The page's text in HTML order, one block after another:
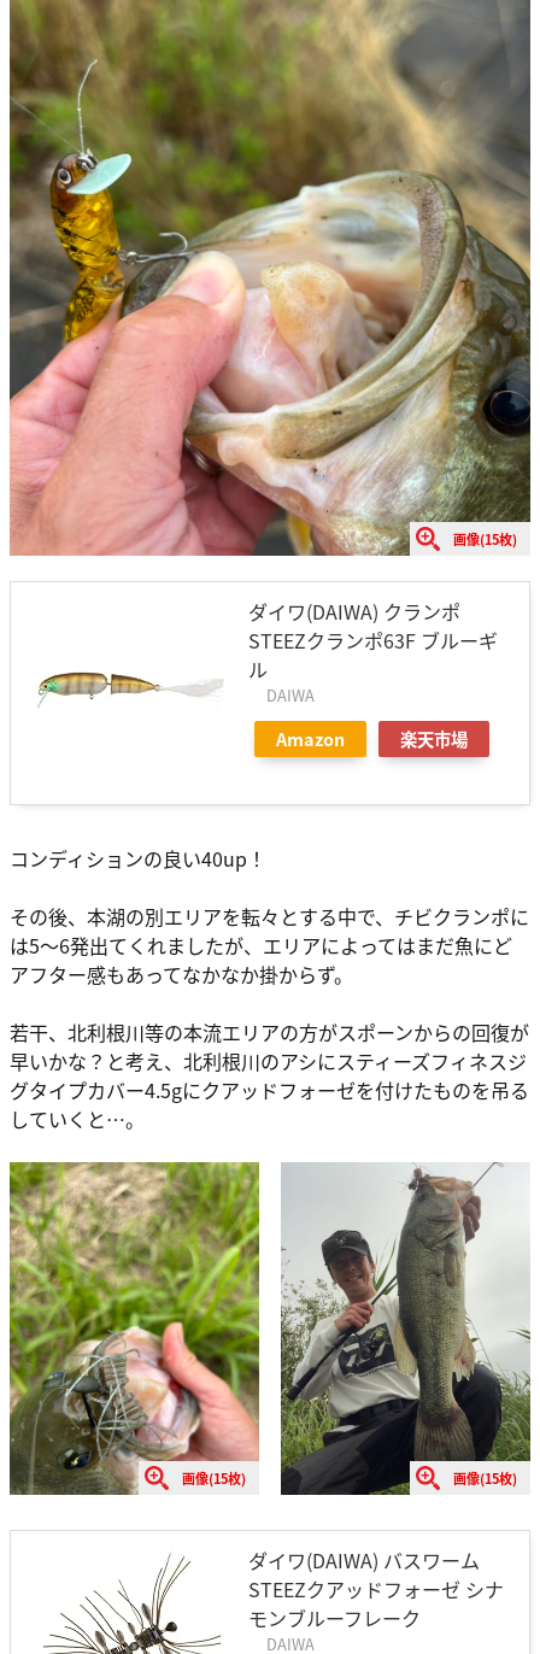
画像(15枚)
ダイワ(DAIWA) クランポ
STEEZクランポ63F ブルーギ
ル
DAIWA
Amazon 楽天市場
コンディションの良い40up！
その後、本湖の別エリアを転々とする中で、チビクランポに
は5〜6発出てくれましたが、エリアによってはまだ魚にど
アフター感もあってなかなか掛からず。
若干、北利根川等の本流エリアの方がスポーンからの回復が
早いかな？と考え、北利根川のアシにスティーズフィネスジ
グタイプカバー4.5gにクアッドフォーゼを付けたものを吊る
していくと…。
画像(15枚) 画像(15枚)
ダイワ(DAIWA) バスワーム
STEEZクアッドフォーゼ シナ
モンブルーフレーク
DAIWA